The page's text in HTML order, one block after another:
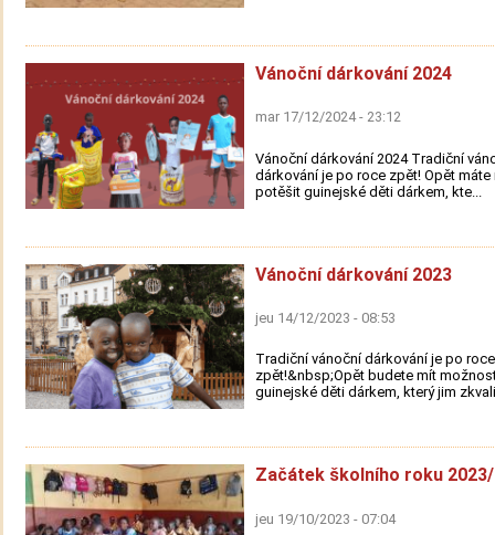
Vánoční dárkování 2024
mar 17/12/2024 - 23:12
Vánoční dárkování 2024 Tradiční
dárkování je po roce zpět! Opět
potěšit guinejské děti dárkem, kte...
Vánoční dárkování 2023
jeu 14/12/2023 - 08:53
Tradiční vánoční dárkování je po roce
zpět!&nbsp;Opět budete mít
guinejské děti dárkem, který jim
Začátek školního roku
jeu 19/10/2023 - 07:04